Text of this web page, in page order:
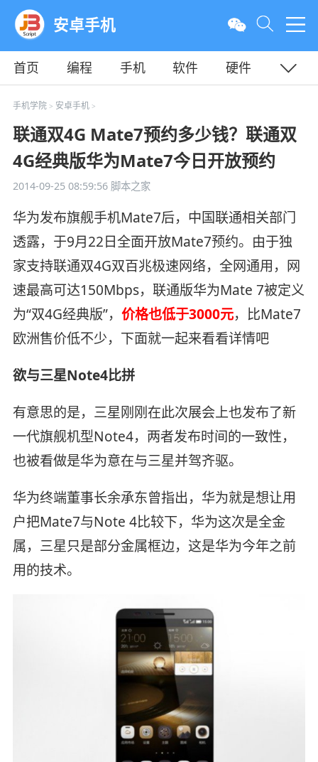
安卓手机
首页 编程 手机 软件
硬件
教程
平面
手机学院> 安卓手机>
联通双4G Mate7预约多少钱？联通双
4G经典版华为Mate7今日开放预约
2014-09-25 08:59:56脚本之家
华为发布旗舰手机Mate7后，中国联通相关部门
透露，于9月22日全面开放Mate7预约。由于独
家支持联通双4G双百兆极速网络，全网通用，网
速最高可达150Mbps，联通版华为Mate 7被定义
为“双4G经典版”， 价格也低于3000元，比Mate7
欧洲售价低不少，下面就一起来看看详情吧
欲与三星Note4比拼
有意思的是，三星刚刚在此次展会上也发布了新
一代旗舰机型Note4，两者发布时间的一致性，
也被看做是华为意在与三星并驾齐驱。
华为终端董事长余承东曾指出，华为就是想让用
户把Mate7与Note 4比较下，华为这次是全金
属，三星只是部分金属框边，这是华为今年之前
用的技术。